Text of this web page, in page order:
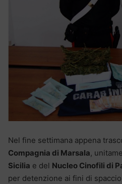
Nel fine settimana appena
Compagnia di Marsala,
Sicilia e del Nucleo Cinofili di
per detenzione ai fini di